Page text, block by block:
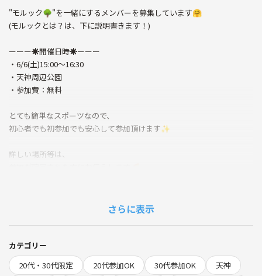
"モルック🌳"を一緒にするメンバーを募集しています🤗
(モルックとは？は、下に説明書きます！)
ーーー☀️開催日時☀️ーーー
・6/6(土)15:00〜16:30
・天神周辺公園
・参加費：無料
とても簡単なスポーツなので、
初心者でも初参加でも安心して参加頂けます✨
詳しい場所等は、
アウトドア好きの方🏕
軽く運動不足解消したい方🏃‍♂️🏃🏼‍♀️
新しいこと好きな好奇心旺盛な方🌳w
さらに表示
カテゴリー
20代・30代限定
20代参加OK 30代参加OK
天神